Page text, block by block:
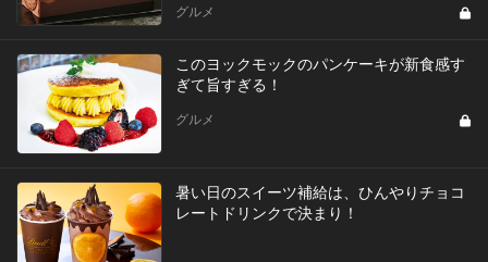
グルメ
このヨックモックのパンケーキが新食感す
ぎて旨すぎる！
グルメ
暑い日のスイーツ補給は、ひんやりチョコ
レートドリンクで決まり！